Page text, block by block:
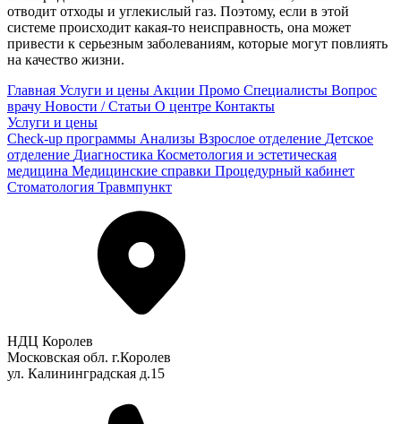
отводит отходы и углекислый газ. Поэтому, если в этой
системе происходит какая-то неисправность, она может
привести к серьезным заболеваниям, которые могут повлиять
на качество жизни.
Главная Услуги и цены Акции Промо Специалисты Вопрос
врачу Новости / Статьи О центре Контакты
Услуги и цены
Check-up программы Анализы Взрослое отделение Детское
отделение Диагностика Косметология и эстетическая
медицина Медицинские справки Процедурный кабинет
Стоматология Травмпункт
НДЦ Королев
Московская обл. г.Королев
ул. Калининградская д.15